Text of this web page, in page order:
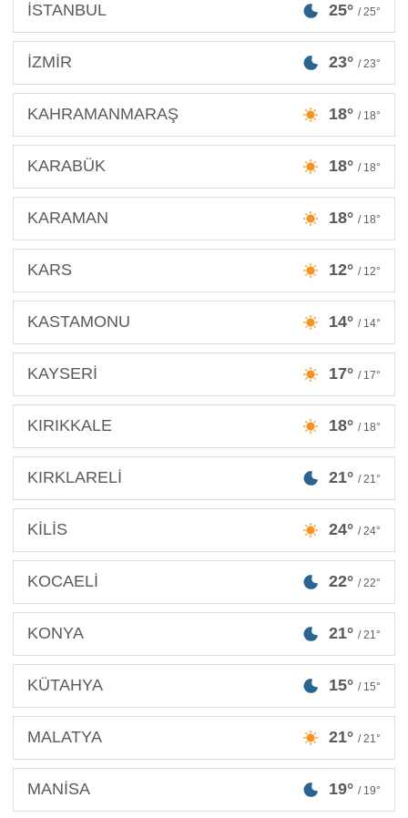
İSTANBUL 25° / 25°
İZMİR 23° / 23°
KAHRAMANMARAŞ 18° / 18°
KARABÜK 18° / 18°
KARAMAN 18° / 18°
KARS 12° / 12°
KASTAMONU 14° / 14°
KAYSERİ 17° / 17°
KIRIKKALE 18° / 18°
KIRKLARELİ 21° / 21°
KİLİS 24° / 24°
KOCAELİ 22° / 22°
KONYA 21° / 21°
KÜTAHYA 15° / 15°
MALATYA 21° / 21°
MANİSA 19° / 19°